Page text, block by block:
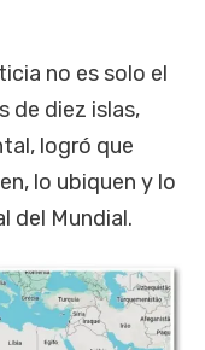
no es solo el
de diez islas,
logró que
lo ubiquen y lo
del Mundial.